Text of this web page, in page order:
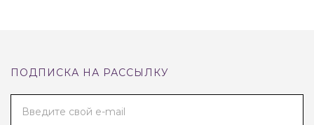
ПОДПИСКА НА РАССЫЛКУ
Введите свой e-mail